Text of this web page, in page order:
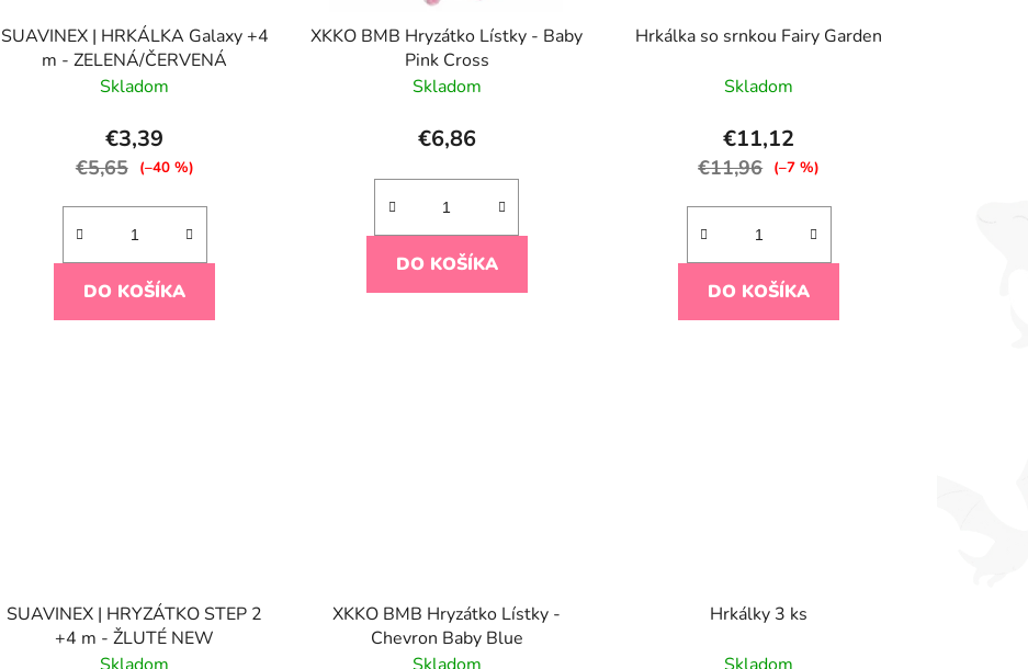
SUAVINEX | HRKÁLKA Galaxy +4
m - ZELENÁ/ČERVENÁ
Skladom
€3,39
€5,65 (–40 %)
DO KOŠÍKA
XKKO BMB Hryzátko Lístky - Baby
Pink Cross
Skladom
€6,86
DO KOŠÍKA
Hrkálka so srnkou Fairy Garden
Skladom
€11,12
€11,96 (–7 %)
DO KOŠÍKA
SUAVINEX | HRYZÁTKO STEP 2
+4 m - ŽLUTÉ NEW
XKKO BMB Hryzátko Lístky -
Chevron Baby Blue
Hrkálky 3 ks